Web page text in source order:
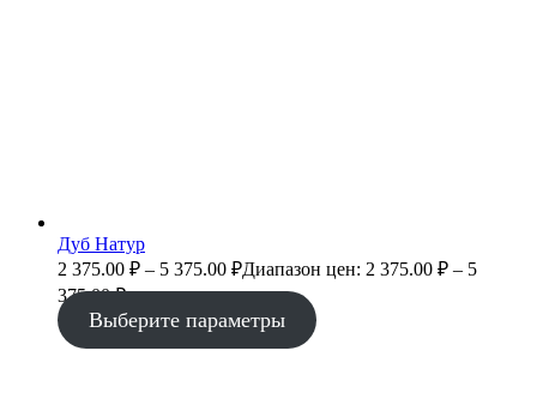
Дуб Натур
2 375.00 ₽ – 5 375.00 ₽Диапазон цен: 2 375.00 ₽ – 5
375.00 ₽
Выберите параметры